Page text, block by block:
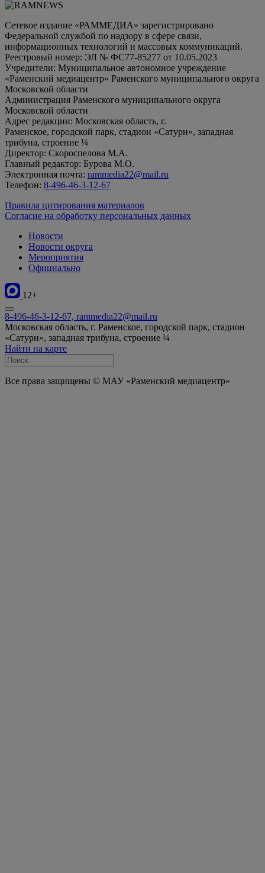
Сетевое издание «РАММЕДИА» зарегистрировано
Федеральной службой по надзору в сфере связи,
информационных технологий и массовых коммуникаций.
Реестровый номер: ЭЛ № ФС77-85277 от 10.05.2023
Учредители: Муниципальное автономное учреждение
«Раменский медиацентр» Раменского муниципального округа
Московской области
Администрация Раменского муниципального округа
Московской области
Адрес редакции: Московская область, г.
Раменское, городской парк, стадион «Сатурн», западная
трибуна, строение ¼
Директор: Скороспелова М.А.
Главный редактор: Бурова М.О.
Электронная почта: rammedia22@mail.ru
Телефон: 8-496-46-3-12-67
Правила цитирования материалов
Согласие на обработку персональных данных
Новости
Новости округа
Мероприятия
Официально
12+
8-496-46-3-12-67, rammedia22@mail.ru
Московская область, г. Раменское, городской парк, стадион
«Сатурн», западная трибуна, строение ¼
Найти на карте
Все права защищены © МАУ «Раменский медиацентр»